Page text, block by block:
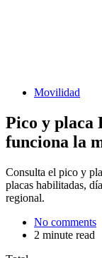
Movilidad
Pico y placa
funciona la
Consulta el pico y
placas habilitadas,
regional.
No comments
2 minute read